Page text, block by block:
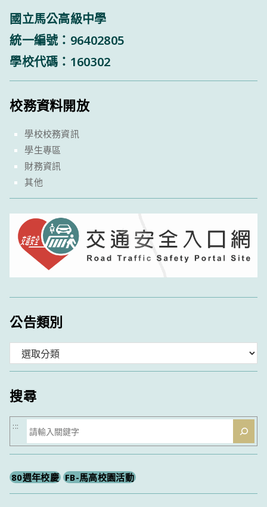
國立馬公高級中學
統一編號：96402805
學校代碼：160302
校務資料開放
學校校務資訊
學生專區
財務資訊
其他
公告類別
類
搜尋
搜
尋
:::
80週年校慶 FB-馬高校園活動